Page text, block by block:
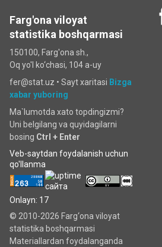
Farg'ona viloyat
statistika boshqarmasi
150100, Farg'ona sh.,
Oq yo'l ko‘chаsi, 104 a-uy
fer@stat.uz • Sayt xaritasi Bizga
xabar yuboring
Ma`lumotda xato topdingizmi?
Uni belgilang va quyidagilarni
bosing Ctrl + Enter
Veb-saytdan foydalanish uchun
qo'llanma
Onlayn: 17
© 2010-2026 Farg‘ona viloyat
statistika boshqarmasi
Materiallardan foydalanganda